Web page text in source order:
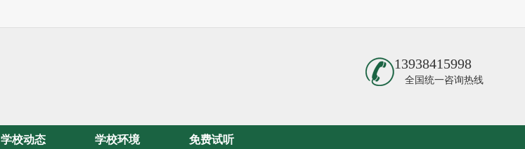
13938415998
全国统一咨询热线
学校动态 学校环境 免费试听